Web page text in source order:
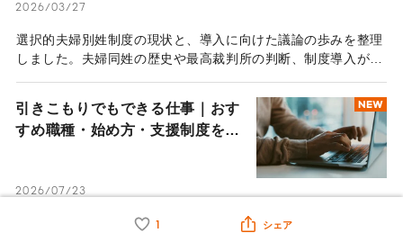
1 シェア
2026/03/27
選択的夫婦別姓制度の現状と、導入に向けた議論の歩みを整理
しました。夫婦同姓の歴史や最高裁判所の判断、制度導入がも
NEW
引きこもりでもできる仕事｜おす
すめ職種・始め方・支援制度を解
2026/07/23
引きこもりから仕事を始めたい方へ。在宅ワーク・現場作業・